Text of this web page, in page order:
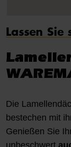
Lassen
Die
bestechen mit
Genießen Sie
unbeschwert